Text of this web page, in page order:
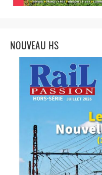
NOUVEAU HS